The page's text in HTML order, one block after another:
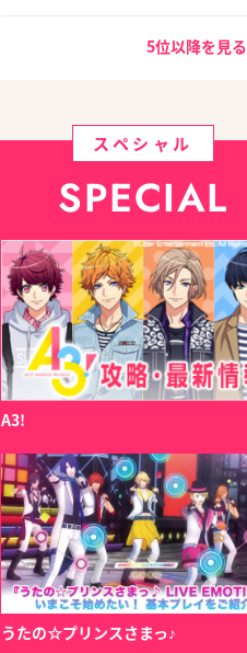
5位以降を見る
スペシャル
SPECIAL
A3!
うたの☆プリンスさまっ♪